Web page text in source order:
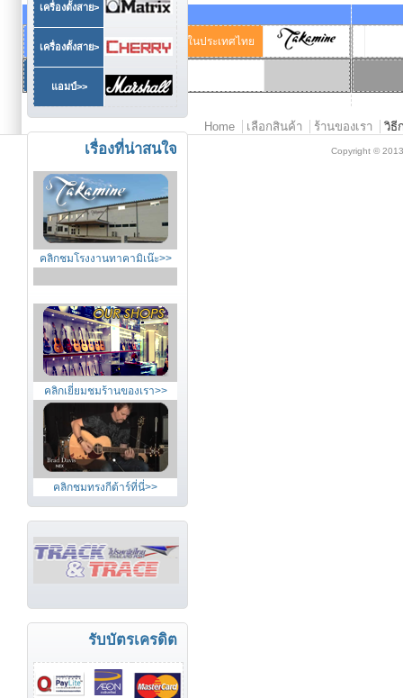
เครื่องตั้งสาย>
เครื่องตั้งสาย>
แอมป์>>
เรื่องที่น่าสนใจ
คลิกชมโรงงานทาคามิเน๊ะ>>
คลิกเยี่ยมชมร้านของเรา>>
คลิกชมทรงกีต้าร์ที่นี่>>
รับบัตรเครดิต
เดียว
ในประเทศไทย
Main menu 2 Home เลือกสินค้า ร้านของเรา วิธี
Copyright ©